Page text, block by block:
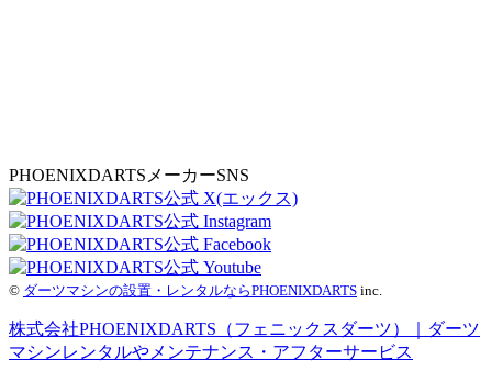
PHOENIXDARTSメーカーSNS
© ダーツマシンの設置・レンタルならPHOENIXDARTS inc.
株式会社PHOENIXDARTS（フェニックスダーツ）｜ダーツ
マシンレンタルやメンテナンス・アフターサービス